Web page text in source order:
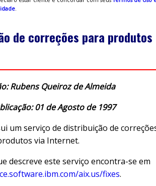
.
de correções para produtos
Rubens Queiroz de Almeida
01 de Agosto de 1997
um serviço de distribuição de
via Internet.
descreve este serviço encontra-se em
aix.us/fixes.